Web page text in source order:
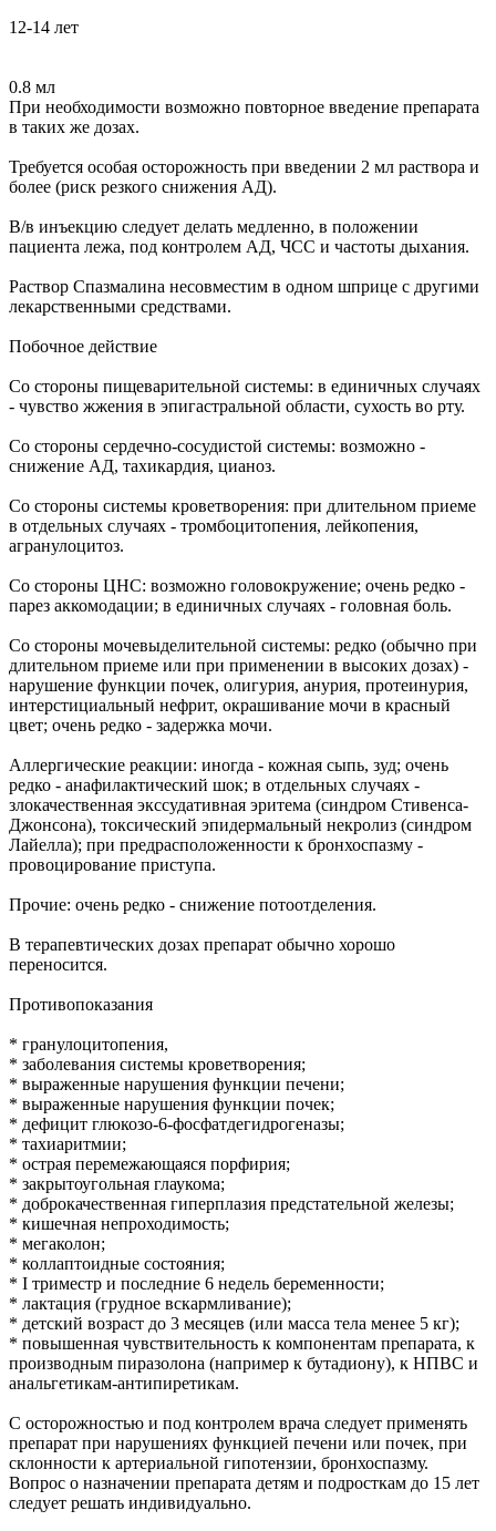
12-14 лет
0.8 мл
При необходимости возможно повторное введение препарата
в таких же дозах.
Требуется особая осторожность при введении 2 мл раствора и
более (риск резкого снижения АД).
В/в инъекцию следует делать медленно, в положении
пациента лежа, под контролем АД, ЧСС и частоты дыхания.
Раствор Спазмалина несовместим в одном шприце с другими
лекарственными средствами.
Побочное действие
Со стороны пищеварительной системы: в единичных случаях
- чувство жжения в эпигастральной области, сухость во рту.
Со стороны сердечно-сосудистой системы: возможно -
снижение АД, тахикардия, цианоз.
Со стороны системы кроветворения: при длительном приеме
в отдельных случаях - тромбоцитопения, лейкопения,
агранулоцитоз.
Со стороны ЦНС: возможно головокружение; очень редко -
парез аккомодации; в единичных случаях - головная боль.
Со стороны мочевыделительной системы: редко (обычно при
длительном приеме или при применении в высоких дозах) -
нарушение функции почек, олигурия, анурия, протеинурия,
интерстициальный нефрит, окрашивание мочи в красный
цвет; очень редко - задержка мочи.
Аллергические реакции: иногда - кожная сыпь, зуд; очень
редко - анафилактический шок; в отдельных случаях -
злокачественная экссудативная эритема (синдром Стивенса-
Джонсона), токсический эпидермальный некролиз (синдром
Лайелла); при предрасположенности к бронхоспазму -
провоцирование приступа.
Прочие: очень редко - снижение потоотделения.
В терапевтических дозах препарат обычно хорошо
переносится.
Противопоказания
* гранулоцитопения,
* заболевания системы кроветворения;
* выраженные нарушения функции печени;
* выраженные нарушения функции почек;
* дефицит глюкозо-6-фосфатдегидрогеназы;
* тахиаритмии;
* острая перемежающаяся порфирия;
* закрытоугольная глаукома;
* доброкачественная гиперплазия предстательной железы;
* кишечная непроходимость;
* мегаколон;
* коллаптоидные состояния;
* I триместр и последние 6 недель беременности;
* лактация (грудное вскармливание);
* детский возраст до 3 месяцев (или масса тела менее 5 кг);
* повышенная чувствительность к компонентам препарата, к
производным пиразолона (например к бутадиону), к НПВС и
анальгетикам-антипиретикам.
С осторожностью и под контролем врача следует применять
препарат при нарушениях функцией печени или почек, при
склонности к артериальной гипотензии, бронхоспазму.
Вопрос о назначении препарата детям и подросткам до 15 лет
следует решать индивидуально.